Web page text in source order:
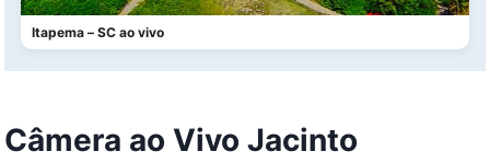
Itapema – SC ao vivo
Câmera ao Vivo Jacinto